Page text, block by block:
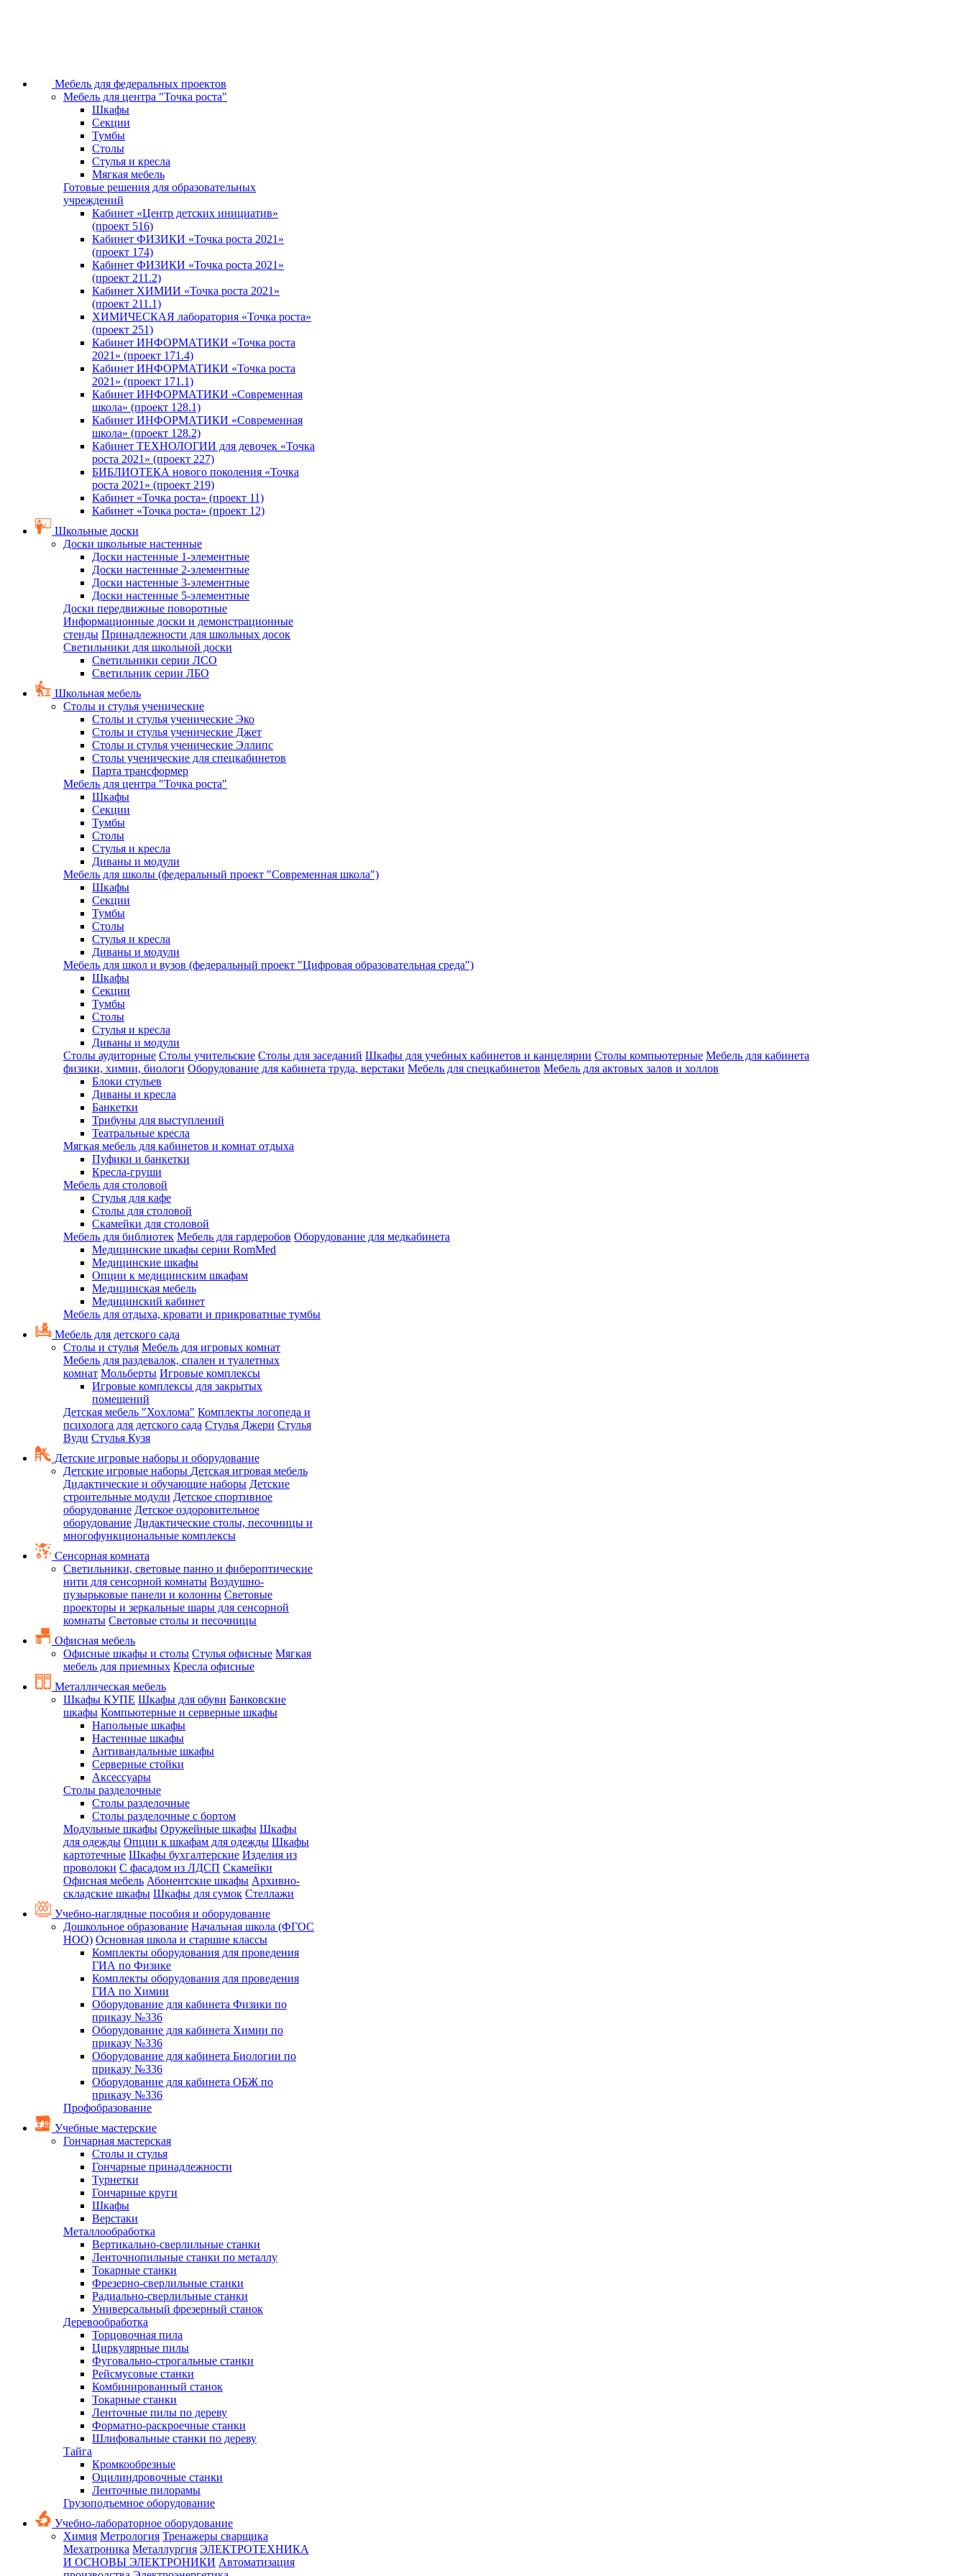
Мебель для федеральных проектов
Мебель для центра "Точка роста"
Шкафы
Секции
Тумбы
Столы
Стулья и кресла
Мягкая мебель
Готовые решения для образовательных
учреждений
Кабинет «Центр детских инициатив»
(проект 516)
Кабинет ФИЗИКИ «Точка роста 2021»
(проект 174)
Кабинет ФИЗИКИ «Точка роста 2021»
(проект 211.2)
Кабинет ХИМИИ «Точка роста 2021»
(проект 211.1)
ХИМИЧЕСКАЯ лаборатория «Точка роста»
(проект 251)
Кабинет ИНФОРМАТИКИ «Точка роста
2021» (проект 171.4)
Кабинет ИНФОРМАТИКИ «Точка роста
2021» (проект 171.1)
Кабинет ИНФОРМАТИКИ «Современная
школа» (проект 128.1)
Кабинет ИНФОРМАТИКИ «Современная
школа» (проект 128.2)
Кабинет ТЕХНОЛОГИИ для девочек «Точка
роста 2021» (проект 227)
БИБЛИОТЕКА нового поколения «Точка
роста 2021» (проект 219)
Кабинет «Точка роста» (проект 11)
Кабинет «Точка роста» (проект 12)
Школьные доски
Доски школьные настенные
Доски настенные 1-элементные
Доски настенные 2-элементные
Доски настенные 3-элементные
Доски настенные 5-элементные
Доски передвижные поворотные
Информационные доски и демонстрационные
стенды Принадлежности для школьных досок
Светильники для школьной доски
Светильники серии ЛСО
Светильник серии ЛБО
Школьная мебель
Столы и стулья ученические
Столы и стулья ученические Эко
Столы и стулья ученические Джет
Столы и стулья ученические Эллипс
Столы ученические для спецкабинетов
Парта трансформер
Мебель для центра "Точка роста"
Шкафы
Секции
Тумбы
Столы
Стулья и кресла
Диваны и модули
Мебель для школы (федеральный проект "Современная школа")
Шкафы
Секции
Тумбы
Столы
Стулья и кресла
Диваны и модули
Мебель для школ и вузов (федеральный проект "Цифровая образовательная среда")
Шкафы
Секции
Тумбы
Столы
Стулья и кресла
Диваны и модули
Столы аудиторные Столы учительские Столы для заседаний Шкафы для учебных кабинетов и канцелярии Столы компьютерные Мебель для кабинета
физики, химии, биологи Оборудование для кабинета труда, верстаки Мебель для спецкабинетов Мебель для актовых залов и холлов
Блоки стульев
Диваны и кресла
Банкетки
Трибуны для выступлений
Театральные кресла
Мягкая мебель для кабинетов и комнат отдыха
Пуфики и банкетки
Кресла-груши
Мебель для столовой
Cтулья для кафе
Cтолы для столовой
Скамейки для столовой
Мебель для библиотек Мебель для гардеробов Оборудование для медкабинета
Медицинские шкафы серии RomMed
Медицинские шкафы
Опции к медицинским шкафам
Медицинская мебель
Медицинский кабинет
Мебель для отдыха, кровати и прикроватные тумбы
Мебель для детского сада
Столы и стулья Мебель для игровых комнат
Мебель для раздевалок, спален и туалетных
комнат Мольберты Игровые комплексы
Игровые комплексы для закрытых
помещений
Детская мебель "Хохлома" Комплекты логопеда и
психолога для детского сада Стулья Джери Стулья
Вуди Стулья Кузя
Детские игровые наборы и оборудование
Детские игровые наборы Детская игровая мебель
Дидактические и обучающие наборы Детские
строительные модули Детское спортивное
оборудование Детское оздоровительное
оборудование Дидактические столы, песочницы и
многофункциональные комплексы
Сенсорная комната
Светильники, световые панно и фибероптические
нити для сенсорной комнаты Воздушно-
пузырьковые панели и колонны Световые
проекторы и зеркальные шары для сенсорной
комнаты Световые столы и песочницы
Офисная мебель
Офисные шкафы и столы Стулья офисные Мягкая
мебель для приемных Кресла офисные
Металлическая мебель
Шкафы КУПЕ Шкафы для обуви Банковские
шкафы Компьютерные и серверные шкафы
Напольные шкафы
Настенные шкафы
Антивандальные шкафы
Серверные стойки
Аксессуары
Столы разделочные
Столы разделочные
Столы разделочные с бортом
Модульные шкафы Оружейные шкафы Шкафы
для одежды Опции к шкафам для одежды Шкафы
картотечные Шкафы бухгалтерские Изделия из
проволоки С фасадом из ЛДСП Скамейки
Офисная мебель Абонентские шкафы Архивно-
складские шкафы Шкафы для сумок Стеллажи
Учебно-наглядные пособия и оборудование
Дошкольное образование Начальная школа (ФГОС
НОО) Основная школа и старшие классы
Комплекты оборудования для проведения
ГИА по Физике
Комплекты оборудования для проведения
ГИА по Химии
Оборудование для кабинета Физики по
приказу №336
Оборудование для кабинета Химии по
приказу №336
Оборудование для кабинета Биологии по
приказу №336
Оборудование для кабинета ОБЖ по
приказу №336
Профобразование
Учебные мастерские
Гончарная мастерская
Столы и стулья
Гончарные принадлежности
Турнетки
Гончарные круги
Шкафы
Верстаки
Металлообработка
Вертикально-сверлильные станки
Ленточнопильные станки по металлу
Токарные станки
Фрезерно-сверлильные станки
Радиально-сверлильные станки
Универсальный фрезерный станок
Деревообработка
Торцовочная пила
Циркулярные пилы
Фуговально-строгальные станки
Рейсмусовые станки
Комбинированный станок
Токарные станки
Ленточные пилы по дереву
Форматно-раскроечные станки
Шлифовальные станки по дереву
Тайга
Кромкообрезные
Оцилиндровочные станки
Ленточные пилорамы
Грузоподъемное оборудование
Учебно-лабораторное оборудование
Химия Метрология Тренажеры сварщика
Мехатроника Металлургия ЭЛЕКТРОТЕХНИКА
И ОСНОВЫ ЭЛЕКТРОНИКИ Автоматизация